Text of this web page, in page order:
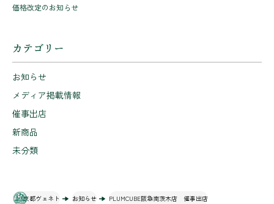
価格改定のお知らせ
カテゴリー
お知らせ
メディア掲載情報
催事出店
新商品
未分類
京都ヴェネト お知らせ PLUMCUBE阪急南茨木店 催事出店